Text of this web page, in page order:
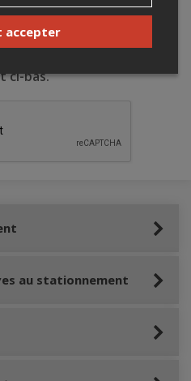
ci-bas.
au stationnement
accepter